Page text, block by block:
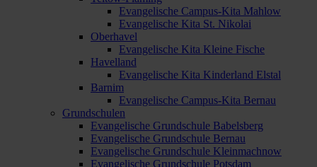
Evangelische Campus-Kita Mahlow
Evangelische Kita St. Nikolai
Oberhavel
Evangelische Kita Kleine Fische
Havelland
Evangelische Kita Kinderland Elstal
Barnim
Evangelische Campus-Kita Bernau
Grundschulen
Evangelische Grundschule Babelsberg
Evangelische Grundschule Bernau
Evangelische Grundschule Kleinmachnow
Evangelische Grundschule Potsdam